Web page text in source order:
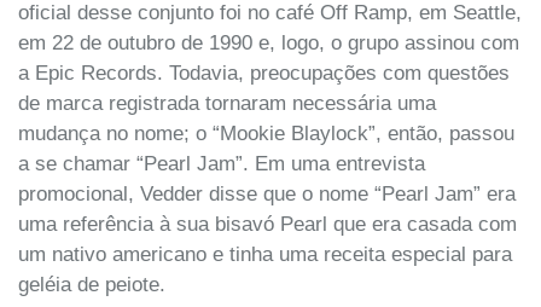
oficial desse conjunto foi no café Off Ramp, em Seattle,
em 22 de outubro de 1990 e, logo, o grupo assinou com
a Epic Records. Todavia, preocupações com questões
de marca registrada tornaram necessária uma
mudança no nome; o “Mookie Blaylock”, então, passou
a se chamar “Pearl Jam”. Em uma entrevista
promocional, Vedder disse que o nome “Pearl Jam” era
uma referência à sua bisavó Pearl que era casada com
um nativo americano e tinha uma receita especial para
geléia de peiote.